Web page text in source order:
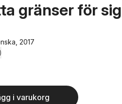
gränser för
2017
Totalt antal röster:
)
i varukorg